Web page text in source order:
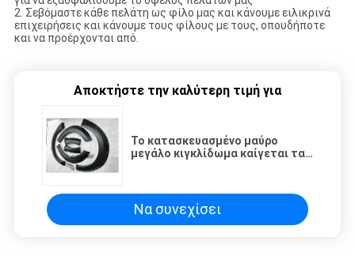
2. Σεβόμαστε κάθε πελάτη ως φίλο μας και κάνουμε ειλικρινά
επιχειρήσεις και κάνουμε τους φίλους με τους, οπουδήποτε
και να προέρχονται από.
Αποκτήστε την καλύτερη τιμή για
Το κατασκευασμένο μαύρο
μεγάλο κιγκλίδωμα καίγεται τα
Να συνεχίσει